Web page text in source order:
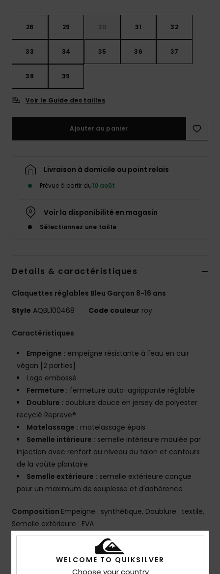
contact.
Consulter
la FAQ
28 29 30 31 32
33 34 35 36 37
38 39
Voir le Guide des tailles
Ajouter au panier
Livraison à domicile ou point relais
Prévue à partir du10 août
Voir la disponibilité en magasin
Sélectionnez une taille
Details & caractéristiques
Claquettes réglables Bleu Garçon 8-16 ans
Style AQBL100468 Code couleur roy
Caractéristiques
Empeigne : empeigne résistante à l'eau en cuir
végan [2 parties]
Logo embossé
Fermeture : fermeture auto-agrippante réglable
Doublure : doublure douce en jersey de polyester
recyclé Repreve®
Matelassage : matelassage épais
Semelle intérieure : semelle intérieure moulée par
injection avec renfort au niveau du talon et contours
de la voûte plantaire
Semelle extérieure : semelle extérieure conçue
pour un maximum de souplesse et d'adhérence
Composition Empeigne : synthétique, Doublure : textile,
Semelle extérieure : EVA
Traçabilité du produit (Loi Agec)
WELCOME TO QUIKSILVER
Choose your country